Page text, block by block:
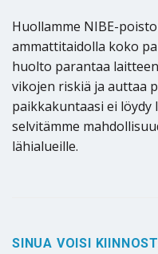
Huollamme NIBE-
ammattitaidolla koko
huolto parantaa
vikojen riskiä ja auttaa
paikkakuntaasi ei
selvitämme
lähialueille.
SINUA VOISI